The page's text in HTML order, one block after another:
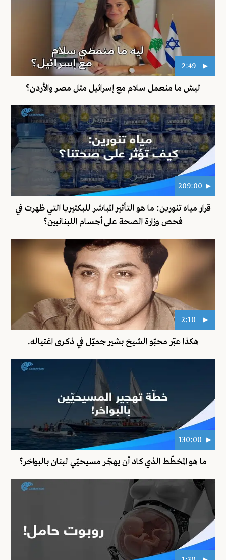
2:49
ليش ما منعمل سلام مع إسرائيل متل مصر والأردن؟
209:00
قرار مياه تنورين: ما هو التأثير المباشر للبكتيريا التي ظهرت في
فحص وزارة الصحة على أجسام اللبنانيين؟
2:10
هكذا عبّر محبّو الشيخ بشير جميّل في ذكرى اغتياله.
130:00
ما هو المخطّط الذي كاد أن يهجّر مسيحيّي لبنان بالبواخر؟